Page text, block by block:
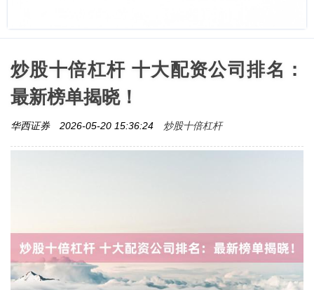
炒股十倍杠杆 十大配资公司排名：
最新榜单揭晓！
华西证券 2026-05-20 15:36:24 炒股十倍杠杆